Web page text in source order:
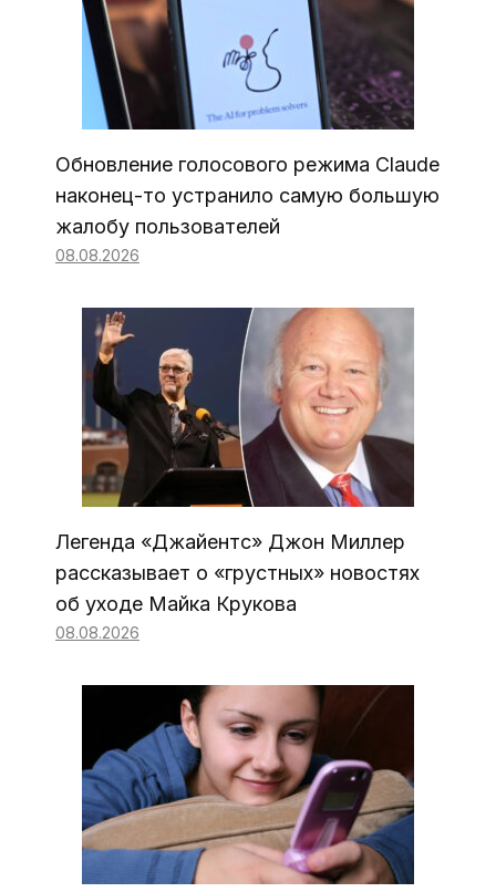
Обновление голосового режима Claude
наконец-то устранило самую большую
жалобу пользователей
08.08.2026
Легенда «Джайентс» Джон Миллер
рассказывает о «грустных» новостях
об уходе Майка Крукова
08.08.2026